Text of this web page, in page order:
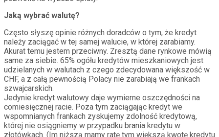
Jaką wybrać walutę?
Często słyszę opinie różnych doradców o tym, że kredyt
należy zaciągać w tej samej walucie, w której zarabiamy.
Akurat temu jestem przeciwny. Zresztą dane rynkowe mówią
same za siebie. 65% ogółu kredytów mieszkaniowych jest
udzielanych w walutach z czego zdecydowana większość w
CHF, a z całą pewnością Polacy nie zarabiają we frankach
szwajcarskich.
Jedynie kredyt walutowy daje wymierne oszczędności na
comiesięcznej racie. Poza tym zaciągając kredyt we
wspomnianych frankach zyskujemy zdolność kredytową,
której nie osiągniemy w przypadku brania kredytu w
złotówkach. (Im niższą mamy ratę tym większą kwotę kredytu